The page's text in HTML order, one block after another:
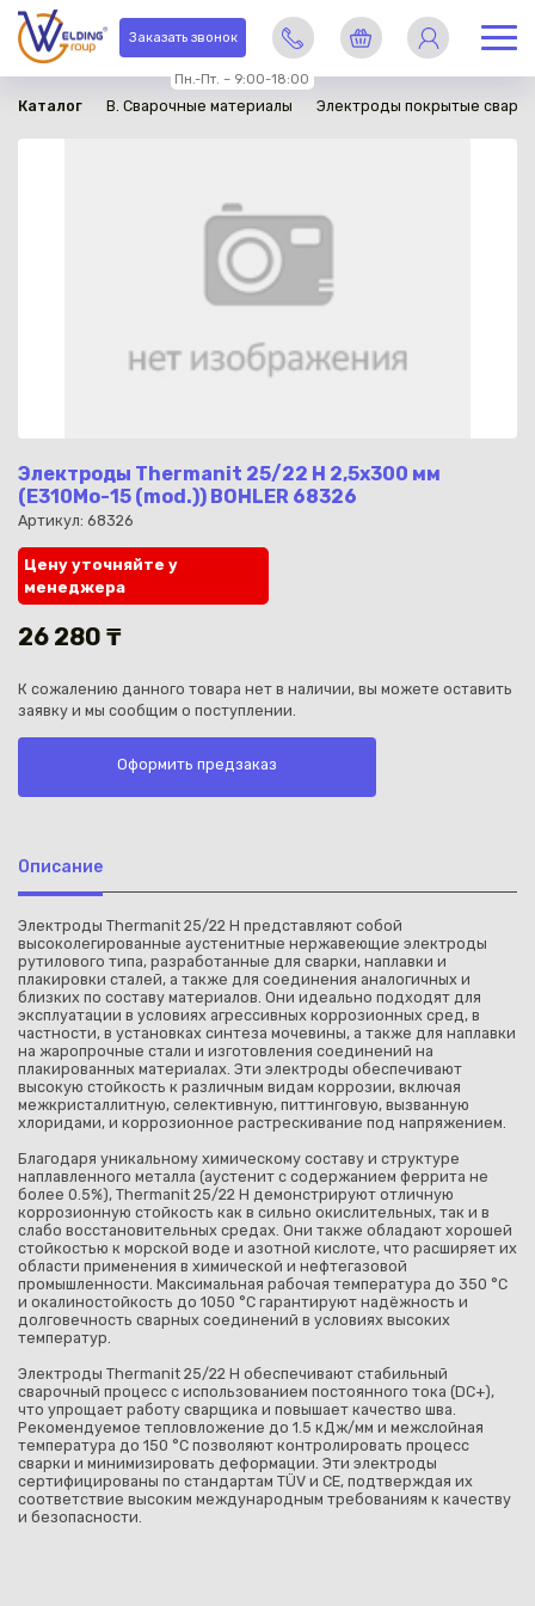
Заказать звонок
Пн.-Пт. – 9:00-18:00
Каз
Каталог B. Сварочные материалы Электроды покрытые
Электроды Thermanit 25/22 Н 2,5х300 мм
(Е310Мо-15 (mod.)) BOHLER 68326
Артикул: 68326
в наличии
Цену уточняйте у
менеджера
26 280 ₸
К сожалению данного товара нет в наличии, вы можете оставить
заявку и мы сообщим о поступлении.
Оформить предзаказ
Описание
Электроды Thermanit 25/22 H представляют собой
высоколегированные аустенитные нержавеющие электроды
рутилового типа, разработанные для сварки, наплавки и
плакировки сталей, а также для соединения аналогичных и
близких по составу материалов. Они идеально подходят для
эксплуатации в условиях агрессивных коррозионных сред, в
частности, в установках синтеза мочевины, а также для наплавки
на жаропрочные стали и изготовления соединений на
плакированных материалах. Эти электроды обеспечивают
высокую стойкость к различным видам коррозии, включая
межкристаллитную, селективную, питтинговую, вызванную
хлоридами, и коррозионное растрескивание под напряжением.
Благодаря уникальному химическому составу и структуре
наплавленного металла (аустенит с содержанием феррита не
более 0.5%), Thermanit 25/22 H демонстрируют отличную
коррозионную стойкость как в сильно окислительных, так и в
слабо восстановительных средах. Они также обладают хорошей
стойкостью к морской воде и азотной кислоте, что расширяет их
области применения в химической и нефтегазовой
промышленности. Максимальная рабочая температура до 350 °C
и окалиностойкость до 1050 °C гарантируют надёжность и
долговечность сварных соединений в условиях высоких
температур.
Электроды Thermanit 25/22 H обеспечивают стабильный
сварочный процесс с использованием постоянного тока (DC+),
что упрощает работу сварщика и повышает качество шва.
Рекомендуемое тепловложение до 1.5 кДж/мм и межслойная
температура до 150 °C позволяют контролировать процесс
сварки и минимизировать деформации. Эти электроды
сертифицированы по стандартам TÜV и CE, подтверждая их
соответствие высоким международным требованиям к качеству
и безопасности.